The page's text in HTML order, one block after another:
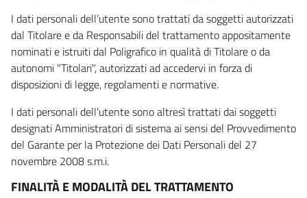
I dati personali dell’utente sono trattati da soggetti autorizzati
dal Titolare e da Responsabili del trattamento appositamente
nominati e istruiti dal Poligrafico in qualità di Titolare o da
autonomi "Titolari", autorizzati ad accedervi in forza di
disposizioni di legge, regolamenti e normative.
I dati personali dell’utente sono altresì trattati dai soggetti
designati Amministratori di sistema ai sensi del Provvedimento
del Garante per la Protezione dei Dati Personali del 27
novembre 2008 s.m.i.
FINALITÀ E MODALITÀ DEL TRATTAMENTO